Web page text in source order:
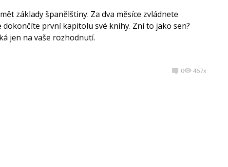
základy španělštiny. Za dva měsíce zvládnete
dokončíte první kapitolu své knihy. Zní to jako sen?
jen na vaše rozhodnutí.
0 467x